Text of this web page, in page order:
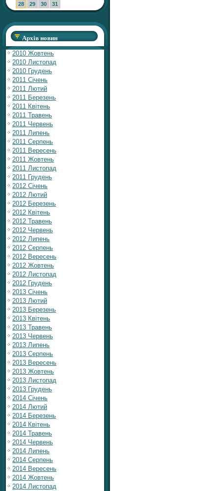
28
29 30 31
Архів новин
2010 Жовтень
2010 Листопад
2010 Грудень
2011 Січень
2011 Лютий
2011 Березень
2011 Квітень
2011 Травень
2011 Червень
2011 Липень
2011 Серпень
2011 Вересень
2011 Жовтень
2011 Листопад
2011 Грудень
2012 Січень
2012 Лютий
2012 Березень
2012 Квітень
2012 Травень
2012 Червень
2012 Липень
2012 Серпень
2012 Вересень
2012 Жовтень
2012 Листопад
2012 Грудень
2013 Січень
2013 Лютий
2013 Березень
2013 Квітень
2013 Травень
2013 Червень
2013 Липень
2013 Серпень
2013 Вересень
2013 Жовтень
2013 Листопад
2013 Грудень
2014 Січень
2014 Лютий
2014 Березень
2014 Квітень
2014 Травень
2014 Червень
2014 Липень
2014 Серпень
2014 Вересень
2014 Жовтень
2014 Листопад